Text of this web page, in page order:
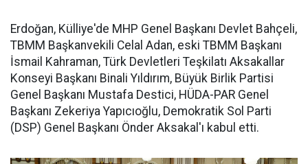
Erdoğan, Külliye'de MHP Genel Başkanı Devlet Bahçeli,
TBMM Başkanvekili Celal Adan, eski TBMM Başkanı
İsmail Kahraman, Türk Devletleri Teşkilatı Aksakallar
Konseyi Başkanı Binali Yıldırım, Büyük Birlik Partisi
Genel Başkanı Mustafa Destici, HÜDA-PAR Genel
Başkanı Zekeriya Yapıcıoğlu, Demokratik Sol Parti
(DSP) Genel Başkanı Önder Aksakal'ı kabul etti.